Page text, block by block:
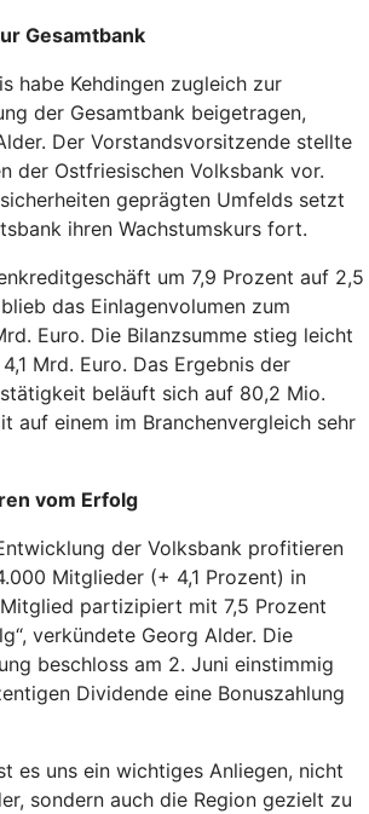
Gesamtbank
habe Kehdingen zugleich zur
der Gesamtbank beigetragen,
Der Vorstandsvorsitzende stellte
der Ostfriesischen Volksbank vor.
geprägten Umfelds setzt
ihren Wachstumskurs fort.
um 7,9 Prozent auf 2,5
das Einlagenvolumen zum
Euro. Die Bilanzsumme stieg leicht
Mrd. Euro. Das Ergebnis der
beläuft sich auf 80,2 Mio.
auf einem im Branchenvergleich sehr
vom Erfolg
der Volksbank profitieren
Mitglieder (+ 4,1 Prozent) in
Mitglied partizipiert mit 7,5 Prozent
verkündete Georg Alder. Die
beschloss am 2. Juni einstimmig
Dividende eine Bonuszahlung
es uns ein wichtiges Anliegen, nicht
sondern auch die Region gezielt zu